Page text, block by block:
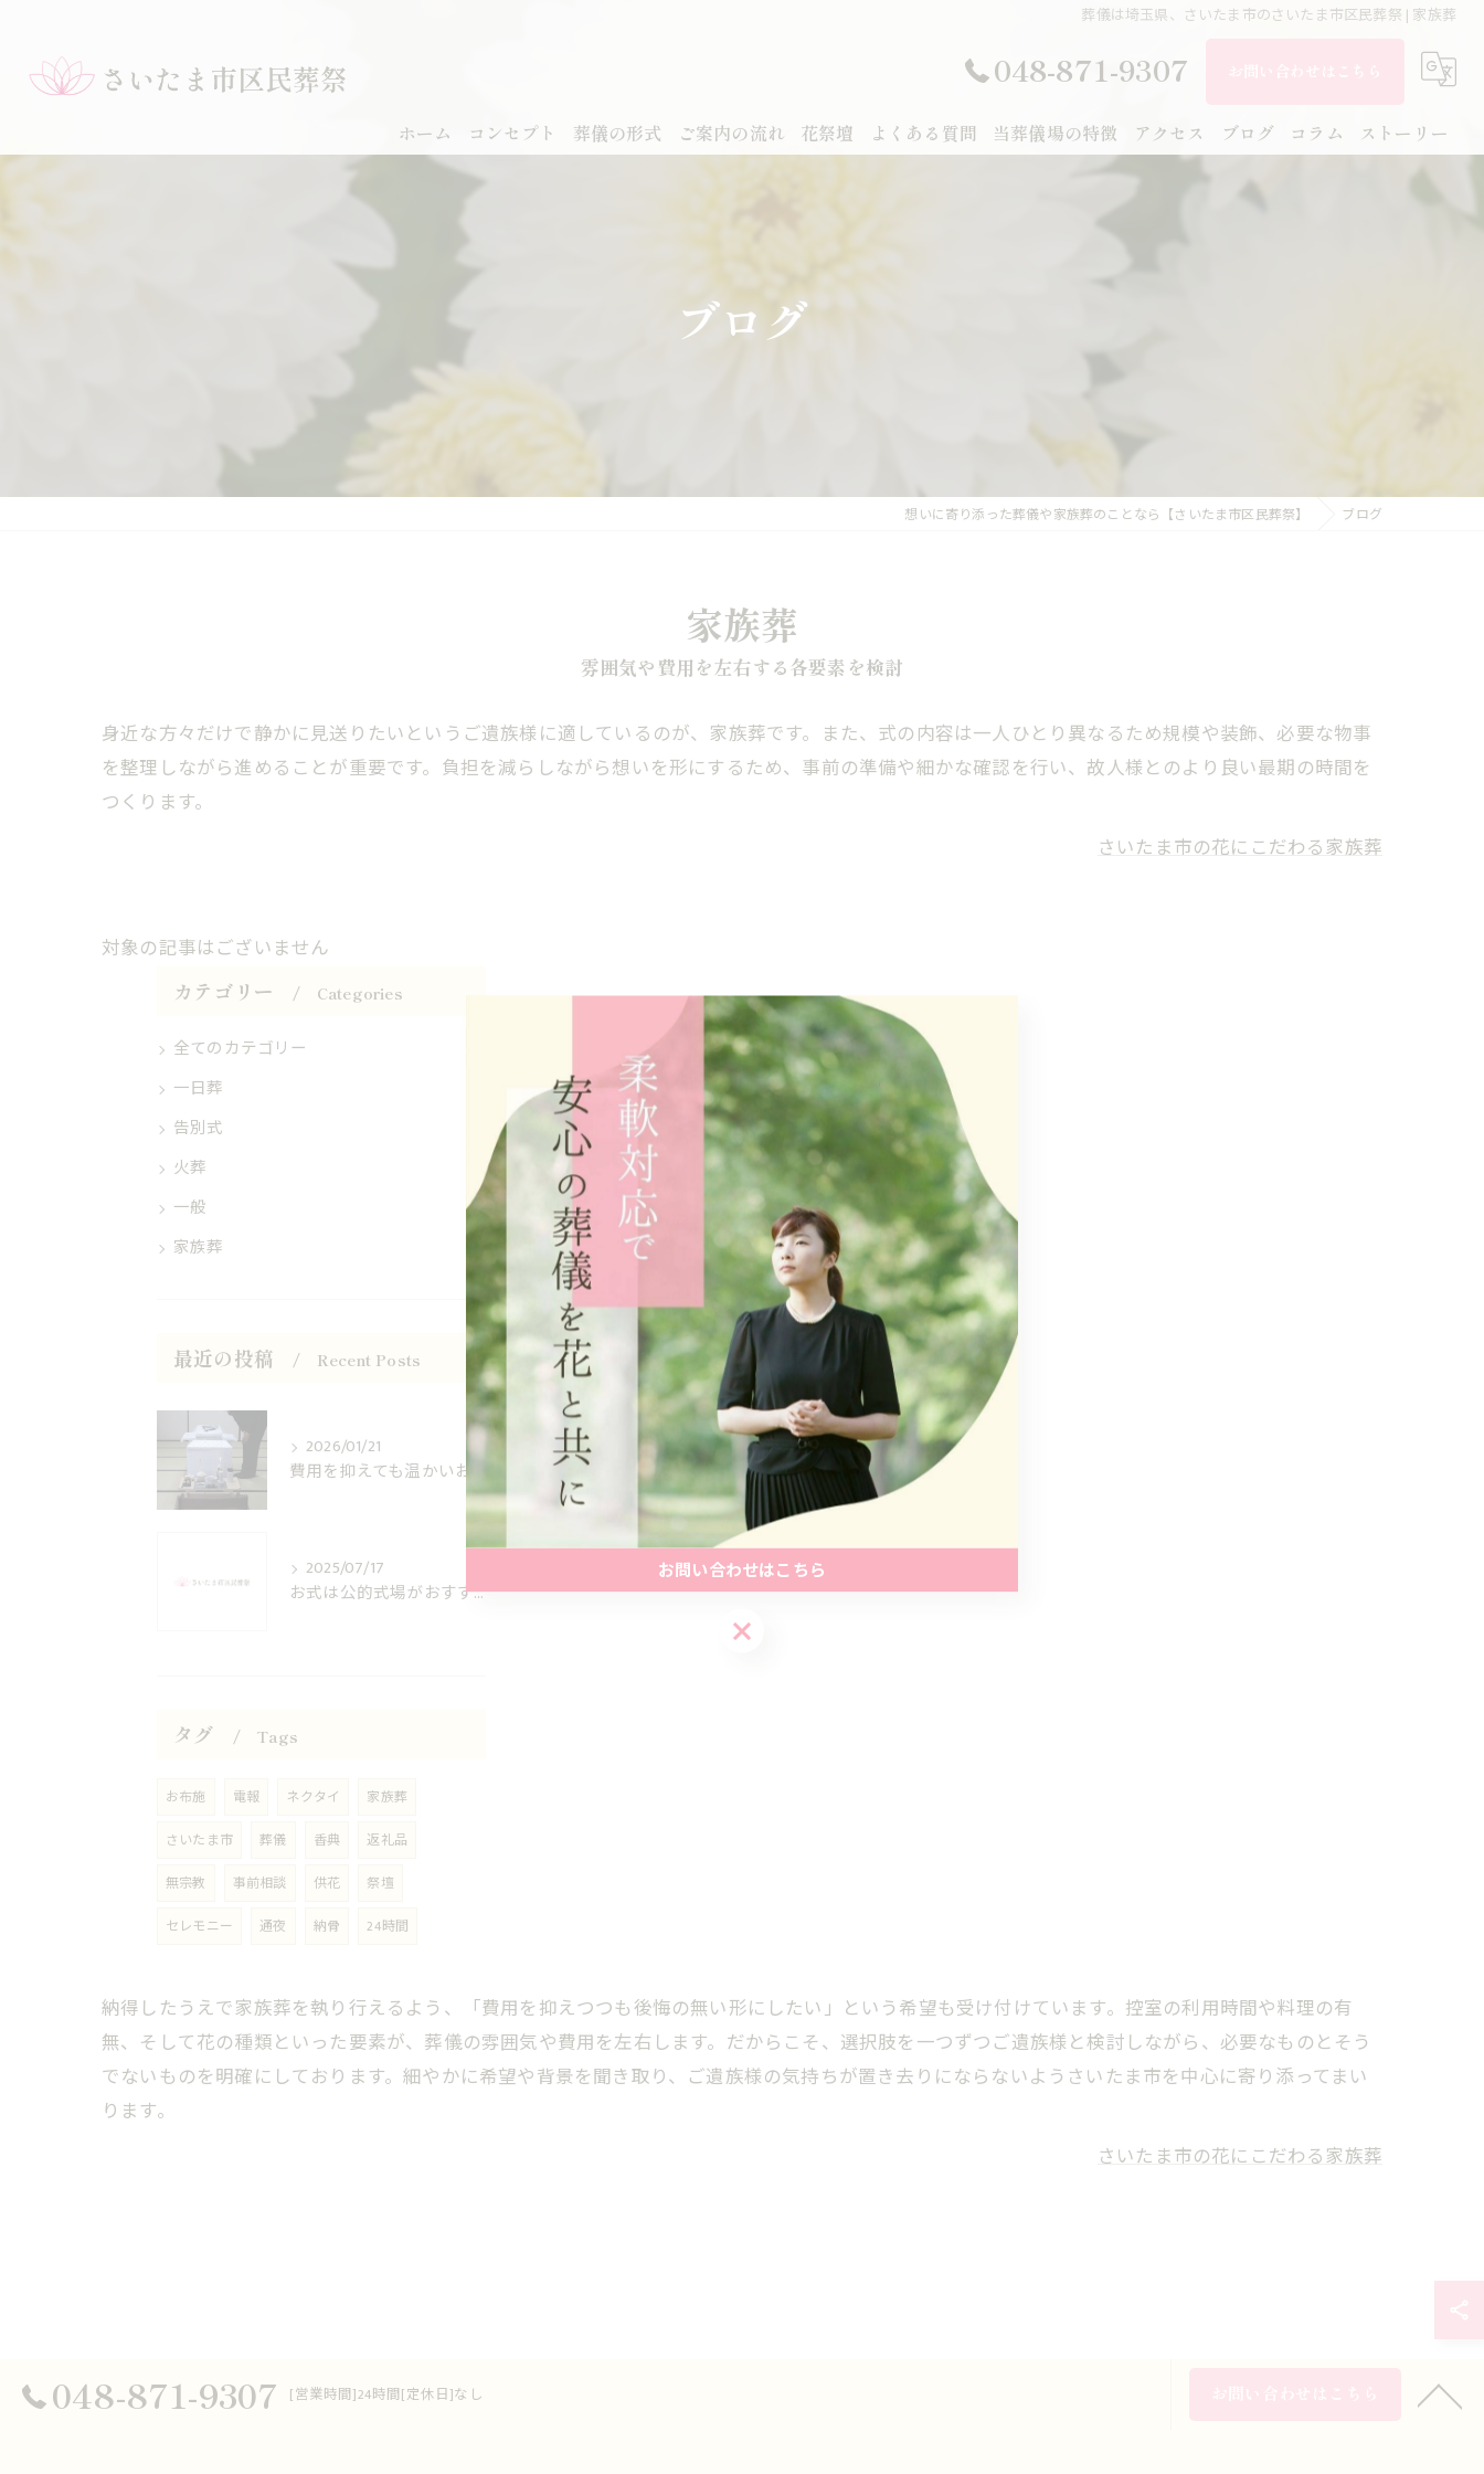
葬儀は埼玉県、さいたま市のさいたま市区民葬祭 | 家族葬
048-871-9307
ホーム コンセプト 葬儀の形式 ご案内の流れ 花祭壇 よくある質問 当葬儀場の特徴 アクセス ブログ コラム ストーリー
ブログ
想いに寄り添った葬儀や家族葬のことなら【さいたま市区民葬祭】 ブログ
家族葬
雰囲気や費用を左右する各要素を検討
身近な方々だけで静かに見送りたいというご遺族様に適しているのが、家族葬です。また、式の内容は一人ひとり異なるため規模や装飾、必要な物事
を整理しながら進めることが重要です。負担を減らしながら想いを形にするため、事前の準備や細かな確認を行い、故人様とのより良い最期の時間を
つくります。
さいたま市の花にこだわる家族葬
対象の記事はございません
カテゴリー Categories
全てのカテゴリー
一日葬
告別式
火葬
一般
家族葬
最近の投稿 Recent Posts
2026/01/21
2025/07/17
お式は公的式場がおすすめです。
タグ Tags
お布施 電報 ネクタイ
家族葬
さいたま市
葬儀 香典
返礼品
無宗教
事前相談 供花
祭壇
セレモニー
通夜 納骨 24時間
納得したうえで家族葬を執り行えるよう、「費用を抑えつつも後悔の無い形にしたい」という希望も受け付けています。控室の利用時間や料理の有
無、そして花の種類といった要素が、葬儀の雰囲気や費用を左右します。だからこそ、選択肢を一つずつご遺族様と検討しながら、必要なものとそう
でないものを明確にしております。細やかに希望や背景を聞き取り、ご遺族様の気持ちが置き去りにならないようさいたま市を中心に寄り添ってまい
ります。
さいたま市の花にこだわる家族葬
048-871-9307 [営業時間]24時間[定休日]なし
お問い合わせはこちら
お問い合わせはこちら